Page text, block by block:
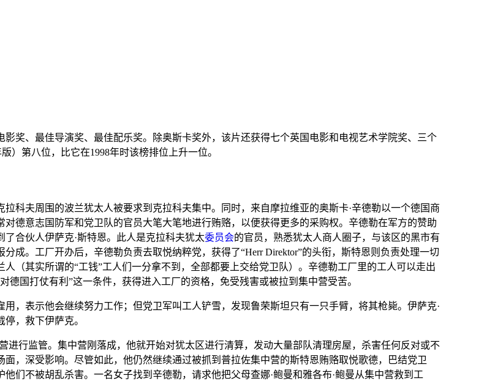
影奖、最佳导演奖、最佳配乐奖。除奥斯卡奖外，该片还获得七个英国电影和电视艺术学院奖、三个
） 第八位，比它在1998年时该榜排位上升一位。
拉科夫周围的波兰犹太人被要求到克拉科夫集中。同时，来自摩拉维亚的奥斯卡·辛德勒以一个德国商
对德意志国防军和党卫队的官员大笔大笔地进行贿赂，以便获得更多的采购权。辛德勒在军方的赞助
了合伙人伊萨克·斯特恩。此人是克拉科夫犹太委员会的官员，熟悉犹太人商人圈子，与该区的黑市有
成。工厂开办后，辛德勒负责去取悦纳粹党，获得了“Herr Direktor”的头衔，斯特恩则负责处理一切
（其实所谓的“工钱”工人们一分拿不到，全部都要上交给党卫队）。辛德勒工厂里的工人可以走出
国打仗有利”这一条件，获得进入工厂的资格，免受残害或被拉到集中营受苦。
，表示他会继续努力工作；但党卫军叫工人铲雪，发现鲁荣斯坦只有一只手臂，将其枪毙。伊萨克·
，救下伊萨克。
进行监管。集中营刚落成，他就开始对犹太区进行清算，发动大量部队清理房屋，杀害任何反对或不
，深受影响。尽管如此，他仍然继续通过被抓到普拉佐集中营的斯特恩贿赂取悦歌德，巴结党卫
们不被胡乱杀害。一名女子找到辛德勒，请求他把父母查娜·鲍曼和雅各布·鲍曼从集中营救到工